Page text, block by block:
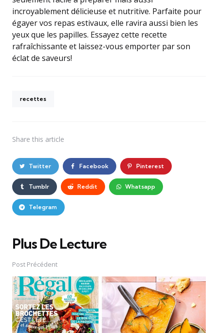
incroyablement délicieuse et nutritive. Parfaite pour
égayer vos repas estivaux, elle ravira aussi bien les
yeux que les papilles. Essayez cette recette
rafraîchissante et laissez-vous emporter par son
éclat de saveurs!
recettes
Share this article
Twitter Facebook Pinterest
Tumblr Reddit Whatsapp
Telegram
Plus De Lecture
Post
navigation
Post Précédent